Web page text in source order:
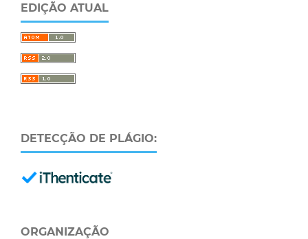
EDIÇÃO ATUAL
DETECÇÃO DE PLÁGIO:
ORGANIZAÇÃO